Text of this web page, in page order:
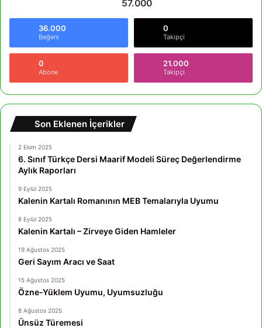
57.000
36.000
Beğeni
0
Takipçi
0
Abone
21.000
Takipçi
Son Eklenen İçerikler
2 Ekim 2025
6. Sınıf Türkçe Dersi Maarif Modeli Süreç Değerlendirme
Aylık Raporları
9 Eylül 2025
Kalenin Kartalı Romanının MEB Temalarıyla Uyumu
8 Eylül 2025
Kalenin Kartalı – Zirveye Giden Hamleler
19 Ağustos 2025
Geri Sayım Aracı ve Saat
15 Ağustos 2025
Özne-Yüklem Uyumu, Uyumsuzluğu
8 Ağustos 2025
Ünsüz Türemesi